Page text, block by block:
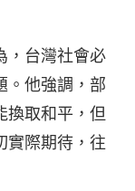
，台灣社會必
。他強調，部
換取和平，但
實際期待，往